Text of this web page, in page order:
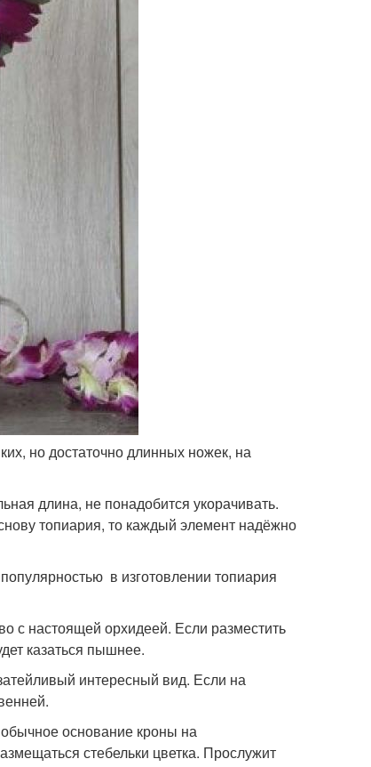
но достаточно длинных ножек, на
длина, не понадобится укорачивать.
топиария, то каждый элемент надёжно
в изготовлении топиария
с настоящей орхидеей. Если разместить
казаться пышнее.
интересный вид. Если на
основание кроны на
стебельки цветка. Прослужит